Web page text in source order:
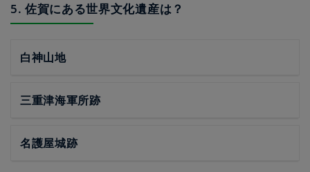
5. 佐賀にある世界文化遺産は？
白神山地
三重津海軍所跡
名護屋城跡